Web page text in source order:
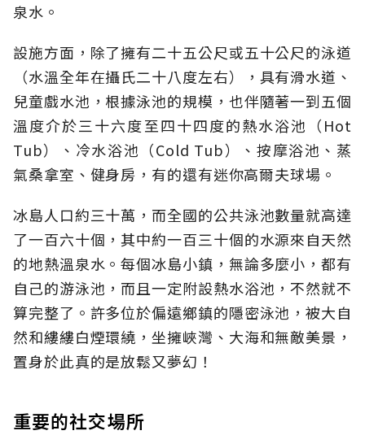
泉水。
設施方面，除了擁有二十五公尺或五十公尺的泳道
（水溫全年在攝氏二十八度左右），具有滑水道、
兒童戲水池，根據泳池的規模，也伴隨著一到五個
溫度介於三十六度至四十四度的熱水浴池（Hot
Tub）、冷水浴池（Cold Tub）、按摩浴池、蒸
氣桑拿室、健身房，有的還有迷你高爾夫球場。
冰島人口約三十萬，而全國的公共泳池數量就高達
了一百六十個，其中約一百三十個的水源來自天然
的地熱溫泉水。每個冰島小鎮，無論多麼小，都有
自己的游泳池，而且一定附設熱水浴池，不然就不
算完整了。許多位於偏遠鄉鎮的隱密泳池，被大自
然和縷縷白煙環繞，坐擁峽灣、大海和無敵美景，
置身於此真的是放鬆又夢幻！
重要的社交場所